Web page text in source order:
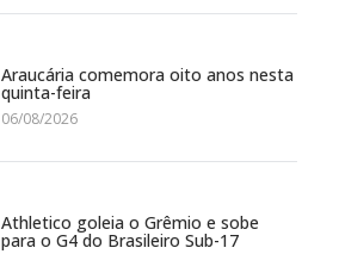
Araucária comemora oito anos nesta
quinta-feira
06/08/2026
Athletico goleia o Grêmio e sobe
para o G4 do Brasileiro Sub-17